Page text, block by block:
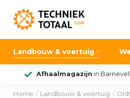
Landbouw & voertuig
Afhaalmagazijn in
Home / Landbouw & voertuig /